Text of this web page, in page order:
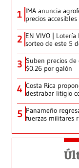
1 IMA anuncia
precios
2 EN VIVO |
sorteo de este 5
3 Suben precios
$0.26 por galón
4 Costa Rica
destrabar litigio
5 Panameño
fuerzas militares